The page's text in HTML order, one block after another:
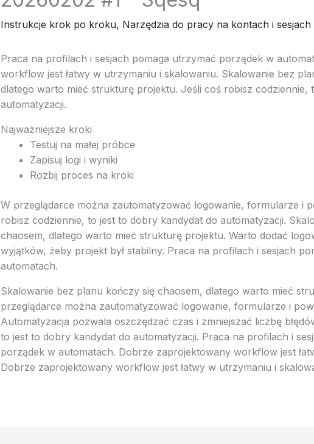
Instrukcje krok po kroku, Narzędzia do pracy na kontach i sesjach
Praca na profilach i sesjach pomaga utrzymać porządek w
workflow jest łatwy w utrzymaniu i skalowaniu. Skalowanie bez
dlatego warto mieć strukturę projektu. Jeśli coś robisz codziennie,
automatyzacji.
Najważniejsze kroki
Testuj na małej próbce
Zapisuj logi i wyniki
Rozbij proces na kroki
W przeglądarce można zautomatyzować logowanie, formularze i
robisz codziennie, to jest to dobry kandydat do automatyzacji.
chaosem, dlatego warto mieć strukturę projektu. Warto dodać
wyjątków, żeby projekt był stabilny. Praca na profilach i sesjach
automatach.
Skalowanie bez planu kończy się chaosem, dlatego warto mieć
przeglądarce można zautomatyzować logowanie, formularze i
Automatyzacja pozwala oszczędzać czas i zmniejszać liczbę
to jest to dobry kandydat do automatyzacji. Praca na profilach i
porządek w automatach. Dobrze zaprojektowany workflow jest
Dobrze zaprojektowany workflow jest łatwy w utrzymaniu i